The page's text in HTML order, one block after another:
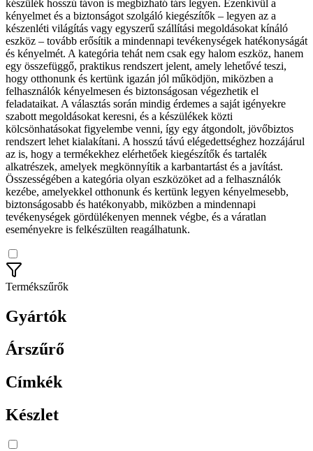
készülék hosszú távon is megbízható társ legyen. Ezenkívül a
kényelmet és a biztonságot szolgáló kiegészítők – legyen az a
készenléti világítás vagy egyszerű szállítási megoldásokat kínáló
eszköz – tovább erősítik a mindennapi tevékenységek hatékonyságát
és kényelmét. A kategória tehát nem csak egy halom eszköz, hanem
egy összefüggő, praktikus rendszert jelent, amely lehetővé teszi,
hogy otthonunk és kertünk igazán jól működjön, miközben a
felhasználók kényelmesen és biztonságosan végezhetik el
feladataikat. A választás során mindig érdemes a saját igényekre
szabott megoldásokat keresni, és a készülékek közti
kölcsönhatásokat figyelembe venni, így egy átgondolt, jövőbiztos
rendszert lehet kialakítani. A hosszú távú elégedettséghez hozzájárul
az is, hogy a termékekhez elérhetőek kiegészítők és tartalék
alkatrészek, amelyek megkönnyítik a karbantartást és a javítást.
Összességében a kategória olyan eszközöket ad a felhasználók
kezébe, amelyekkel otthonunk és kertünk legyen kényelmesebb,
biztonságosabb és hatékonyabb, miközben a mindennapi
tevékenységek gördülékenyen mennek végbe, és a váratlan
eseményekre is felkészülten reagálhatunk.
Termékszűrők
Gyártók
Árszűrő
Címkék
Készlet